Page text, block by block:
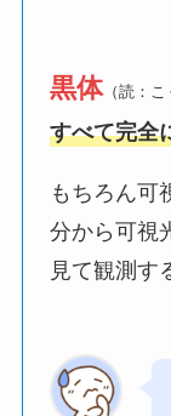
黒体（読：こ
すべて完全
もちろん可
分から可視
見て観測す